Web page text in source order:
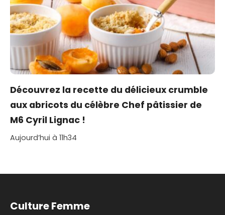
Découvrez la recette du délicieux crumble
aux abricots du célèbre Chef pâtissier de
M6 Cyril Lignac !
Aujourd’hui à 11h34
Culture Femme